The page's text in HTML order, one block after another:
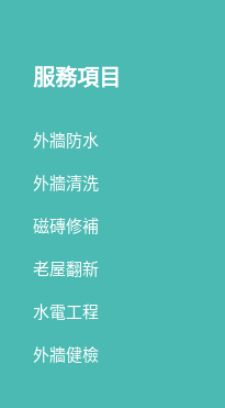
服務項目
外牆防水
外牆清洗
磁磚修補
老屋翻新
水電工程
外牆健檢